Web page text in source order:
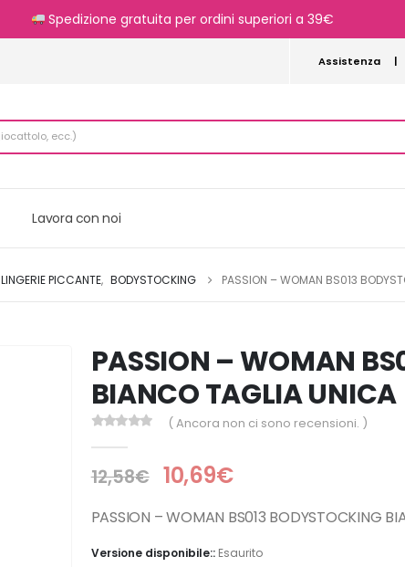
Spedizione gratuita per ordini superiori a 39€
Assistenza |
Lavora con noi
LINGERIE PICCANTE, BODYSTOCKING PASSION – WOMAN BS013
PASSION – WOMAN
BIANCO TAGLIA UNICA
( Ancora non ci sono recensioni. )
12,58€ 10,69€
PASSION – WOMAN BS013 BODYSTOCKING
Versione disponibile:: Esaurito